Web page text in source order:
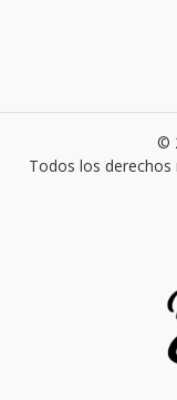
©
Todos los derechos